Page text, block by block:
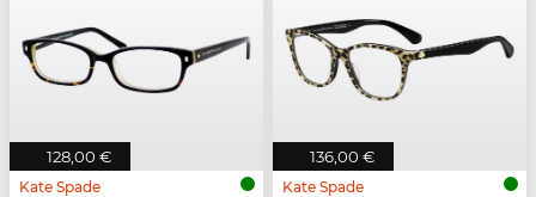
128,00 €
Kate Spade
136,00 €
Kate Spade